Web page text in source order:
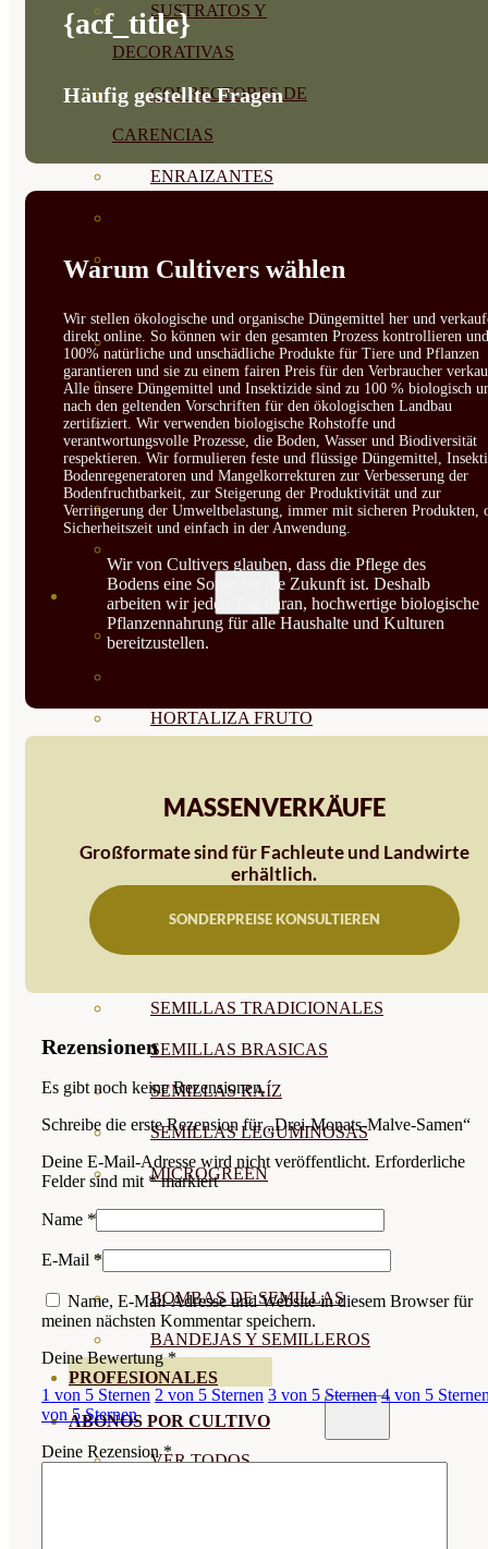
SUSTRATOS Y
DECORATIVAS
CORRECTORES DE
CARENCIAS
ENRAIZANTES
REGENERADORES DEL
ÁCIDOS HÚMICOS
MATERIAS PRIMAS
PROTECCIÓN CULTIVOS Y
PLANTAS
PLANTAS INTERIOR
SEMILLAS
VER TODAS
HORTALIZA FRUTO
SEMILLAS AROMÁTICAS
SEMILLAS FLORES
SEMILLAS FLORES
SEMILLAS TRADICIONALES
SEMILLAS BRASICAS
SEMILLAS RAÍZ
SEMILLAS LEGUMINOSAS
MICROGREEN
CUBIERTAS VEGETALES
TIRAS DE SEMILLAS
BOMBAS DE SEMILLAS
BANDEJAS Y SEMILLEROS
PROFESIONALES
ABONOS POR CULTIVO
VER TODOS
{acf_title}
Häufig gestellte Fragen
Warum Cultivers wählen
Wir stellen ökologische und organische Düngemittel her und
direkt online. So können wir den gesamten Prozess kontrollieren und
100% natürliche und unschädliche Produkte für Tiere und Pflanzen
garantieren und sie zu einem fairen Preis für den Verbraucher
Alle unsere Düngemittel und Insektizide sind zu 100 % biologisch
nach den geltenden Vorschriften für den ökologischen Landbau
zertifiziert. Wir verwenden biologische Rohstoffe und
verantwortungsvolle Prozesse, die Boden, Wasser und Biodiversität
respektieren. Wir formulieren feste und flüssige Düngemittel,
Bodenregeneratoren und Mangelkorrekturen zur Verbesserung der
Bodenfruchtbarkeit, zur Steigerung der Produktivität und zur
Verringerung der Umweltbelastung, immer mit sicheren Produkten,
Sicherheitszeit und einfach in der Anwendung.
Wir von Cultivers glauben, dass die Pflege des
Bodens eine Sorge für die Zukunft ist. Deshalb
arbeiten wir jeden Tag daran, hochwertige biologische
Pflanzennahrung für alle Haushalte und Kulturen
bereitzustellen.
MASSENVERKÄUFE
Großformate sind für Fachleute und Landwirte
erhältlich.
SONDERPREISE KONSULTIEREN
Rezensionen
Es gibt noch keine Rezensionen.
Schreibe die erste Rezension für „Drei-Monats-Malve-Samen“
Deine E-Mail-Adresse wird nicht veröffentlicht. Erforderliche
Felder sind mit *markiert
Name *
E-Mail *
Name, E-Mail-Adresse und Website in diesem Browser für
meinen nächsten Kommentar speichern.
Deine Bewertung*
1 von 5 Sternen 2 von 5 Sternen 3 von 5 Sternen 4 von 5
von 5 Sternen
Deine Rezension*